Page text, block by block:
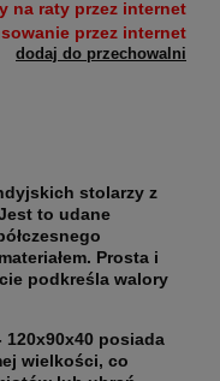
dodaj do przechowalni
stolarzy z
to udane
Prosta i
podkreśla walory
posiada
wielkości, co